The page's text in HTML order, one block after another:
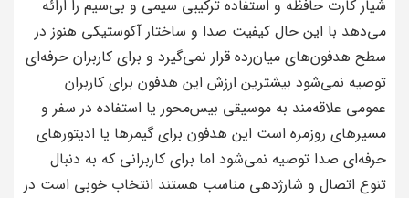
شیار کارت حافظه و استفاده ترکیبی سیمی و بی‌سیم را ارائه
می‌دهد با این حال کیفیت صدا و ساختار آکوستیکی هنوز در
سطح هدفون‌های میان‌رده قرار نمی‌گیرد و برای کاربران حرفه‌ای
توصیه نمی‌شود بیشترین ارزش این هدفون برای کاربران
عمومی علاقه‌مند به موسیقی بیس‌محور یا استفاده در سفر و
مسیرهای روزمره است این هدفون برای گیمرها یا ادیتورهای
حرفه‌ای صدا توصیه نمی‌شود اما برای کاربرانی که به دنبال
تنوع اتصال و شارژدهی مناسب هستند انتخاب خوبی است در